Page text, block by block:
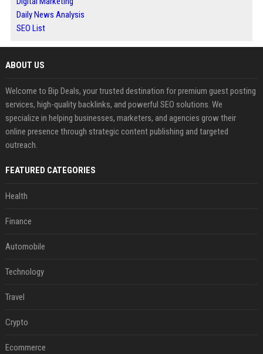
Daily News Analysis
SEO List
ABOUT US
Welcome to Bip Deals, your trusted destination for premium guest posting
services, high-quality backlinks, and powerful SEO solutions. We
specialize in helping businesses, marketers, and agencies grow their
online presence through strategic content publishing and targeted
outreach.
FEATURED CATEGORIES
Health
Finance
Automobile
Technology
Travel
Crypto
Ecommerce